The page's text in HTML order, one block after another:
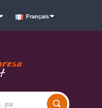
Français